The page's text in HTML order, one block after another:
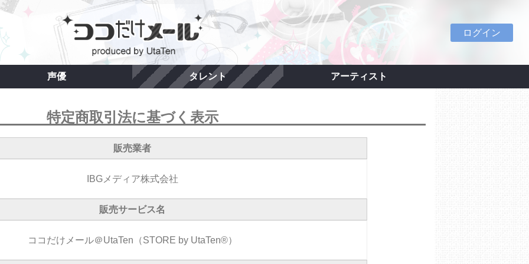
ログイン
声優 タレント アーティスト
特定商取引法に基づく表示
販売業者
IBGメディア株式会社
販売サービス名
ココだけメール＠UtaTen（STORE by UtaTen®）